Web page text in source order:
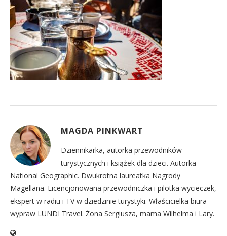
MAGDA PINKWART
Dziennikarka, autorka przewodników
turystycznych i książek dla dzieci. Autorka
National Geographic. Dwukrotna laureatka Nagrody
Magellana. Licencjonowana przewodniczka i pilotka wycieczek,
ekspert w radiu i TV w dziedzinie turystyki. Właścicielka biura
wypraw LUNDI Travel. Żona Sergiusza, mama Wilhelma i Lary.